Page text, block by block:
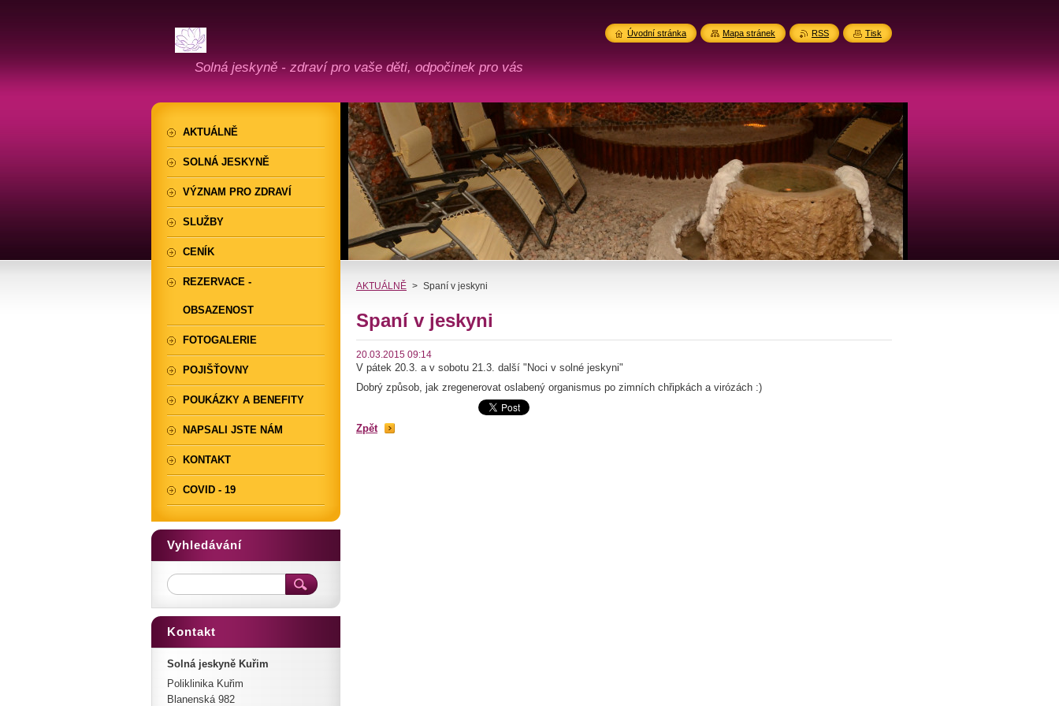
Solná jeskyně - zdraví pro vaše děti, odpočinek pro vás
AKTUÁLNĚ > Spaní v jeskyni
Spaní v jeskyni
20.03.2015 09:14
V pátek 20.3. a v sobotu 21.3. další "Noci v solné jeskyni"
Dobrý způsob, jak zregenerovat oslabený organismus po zimních chřipkách a virózách :)
Zpět
AKTUÁLNĚ
SOLNÁ JESKYNĚ
VÝZNAM PRO ZDRAVÍ
SLUŽBY
CENÍK
REZERVACE -
OBSAZENOST
FOTOGALERIE
POJIŠŤOVNY
POUKÁZKY A BENEFITY
NAPSALI JSTE NÁM
KONTAKT
COVID - 19
Vyhledávání
Kontakt
Solná jeskyně Kuřim
Poliklinika Kuřim
Blanenská 982
Úvodní stránka Mapa stránek RSS Tisk